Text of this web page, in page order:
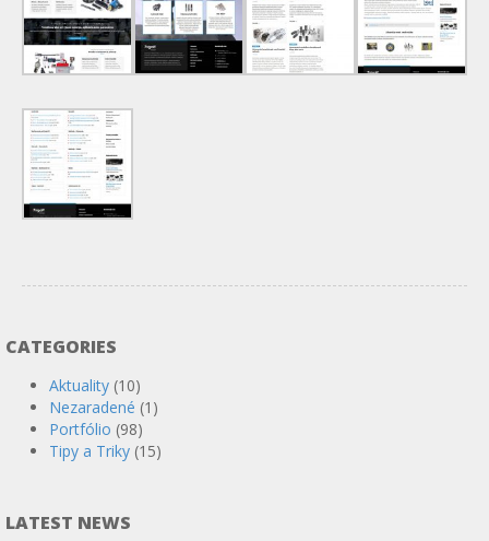
CATEGORIES
Aktuality (10)
Nezaradené (1)
Portfólio (98)
Tipy a Triky (15)
LATEST NEWS